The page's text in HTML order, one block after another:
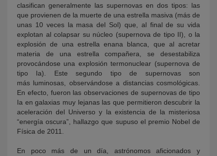
clasifican generalmente las supernovas en dos tipos: las
que provienen de la muerte de una estrella masiva (más de
unas 10 veces la masa del Sol) que, al final de su vida
explotan al colapsar su núcleo (supernova de tipo II), o la
explosión de una estrella enana blanca, que al acretar
materia de una estrella compañera, se desestabiliza
provocándose una explosión termonuclear (supernova de
tipo Ia). Este segundo tipo de supernovas son
más luminosas, observándose a distancias cosmológicas.
En efecto, fueron las observaciones de supernovas de tipo
Ia en galaxias muy lejanas las que permitieron descubrir la
aceleración del Universo y la existencia de la misteriosa
“energía oscura”, hallazgo que supuso el premio Nobel de
Física de 2011.
En poco más de un día, astrónomos aficionados y